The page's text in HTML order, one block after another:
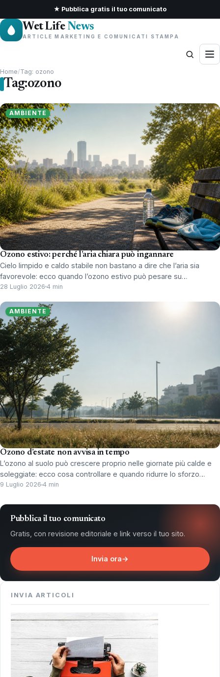
★ Pubblica gratis il tuo comunicato
Wet Life News
ARTICLE MARKETING E COMUNICATI STAMPA
Home/Tag: ozono
Tag:ozono
AMBIENTE
Ozono estivo: perché l’aria chiara può ingannare
Cielo limpido e caldo stabile non bastano a dire che l’aria sia
favorevole: ecco quando l’ozono estivo può pesare su…
28 Luglio 2026 4 min
AMBIENTE
Ozono d’estate non avvisa in tempo
L’ozono al suolo può crescere proprio nelle giornate più calde e
soleggiate: ecco cosa controllare e quando ridurre lo sforzo…
9 Luglio 2026 4 min
Pubblica il tuo comunicato
Gratis, con revisione editoriale e link verso il tuo sito.
Invia ora→
INVIA ARTICOLI